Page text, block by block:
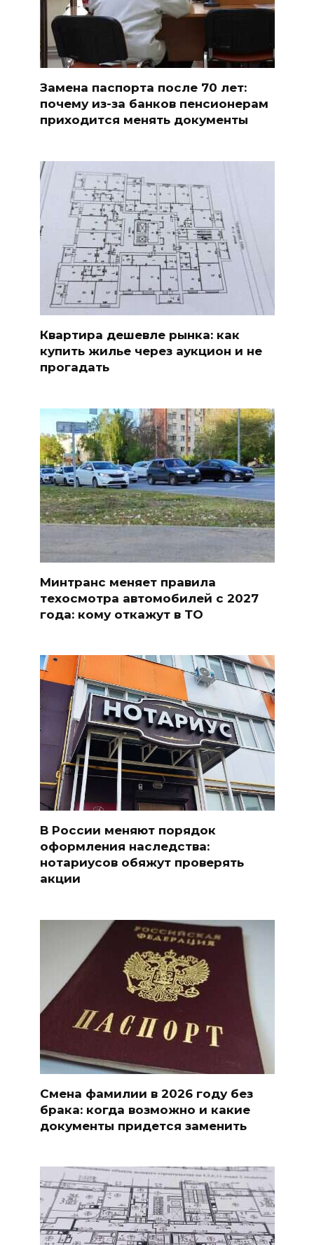
Замена паспорта после 70 лет:
почему из-за банков пенсионерам
приходится менять документы
Квартира дешевле рынка: как
купить жилье через аукцион и не
прогадать
Минтранс меняет правила
техосмотра автомобилей с 2027
года: кому откажут в ТО
В России меняют порядок
оформления наследства:
нотариусов обяжут проверять
акции
Смена фамилии в 2026 году без
брака: когда возможно и какие
документы придется заменить